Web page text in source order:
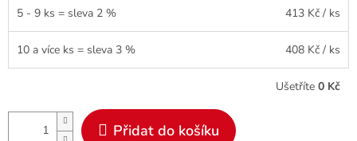
5 - 9 ks = sleva 2 % 413 Kč / ks
10 a více ks = sleva 3 % 408 Kč / ks
Ušetříte 0 Kč
Přidat do košíku